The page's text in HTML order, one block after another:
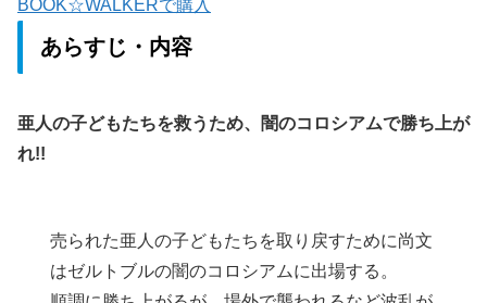
BOOK☆WALKERで購入
あらすじ・内容
亜人の子どもたちを救うため、闇のコロシアムで勝ち上が
れ!!
売られた亜人の子どもたちを取り戻すために尚文
はゼルトブルの闇のコロシアムに出場する。